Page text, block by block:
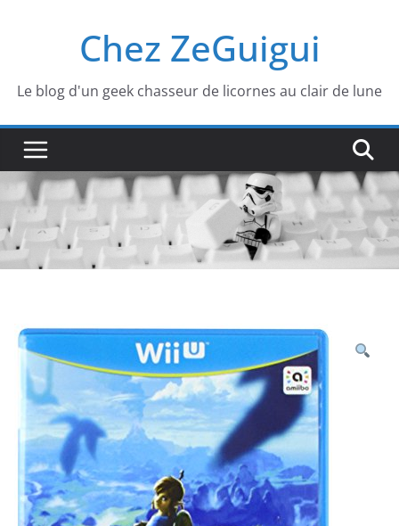
Chez ZeGuigui
Le blog d'un geek chasseur de licornes au clair de lune